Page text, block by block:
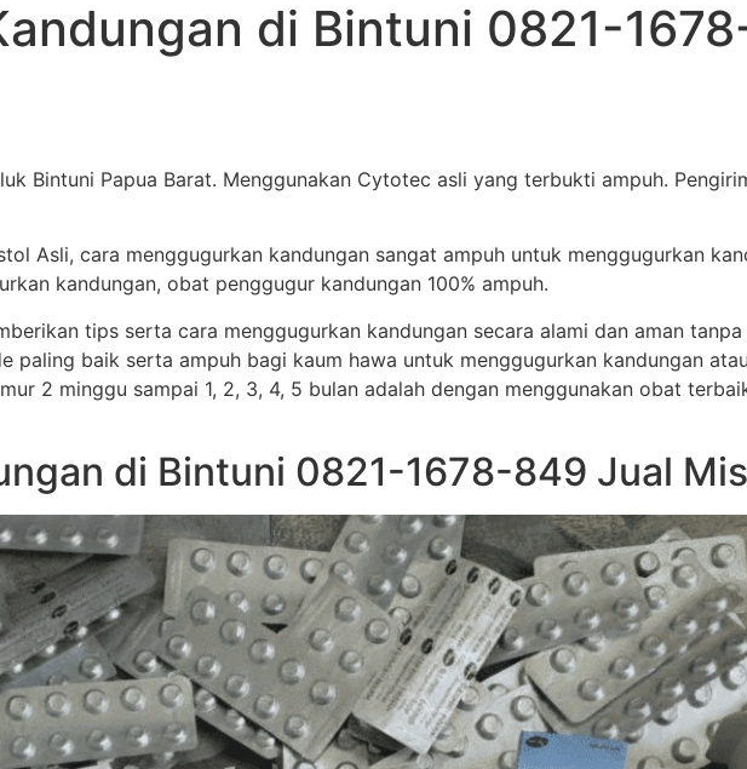
di Bintuni 0821-
Bintuni Papua Barat. Menggunakan Cytotec asli yang terbukti ampuh.
Asli, cara menggugurkan kandungan sangat ampuh untuk menggugurkan
kandungan, obat penggugur kandungan 100% ampuh.
tips serta cara menggugurkan kandungan secara alami dan aman
paling baik serta ampuh bagi kaum hawa untuk menggugurkan kandungan
2 minggu sampai 1, 2, 3, 4, 5 bulan adalah dengan menggunakan obat
di Bintuni 0821-1678-849 Jual